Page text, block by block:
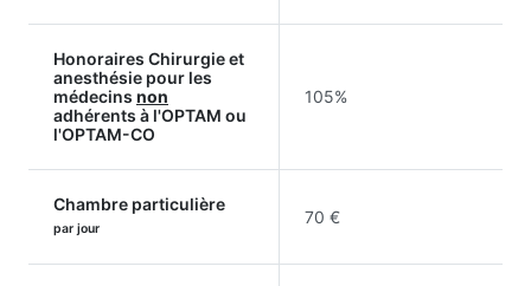
Honoraires Chirurgie et
anesthésie pour les
médecins non
adhérents à l'OPTAM ou
l'OPTAM-CO
105%
Chambre particulière
par jour
70 €